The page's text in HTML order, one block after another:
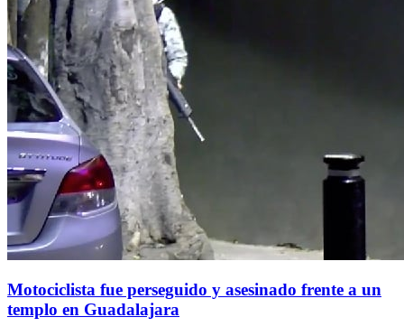
Motociclista fue perseguido y asesinado frente a un
templo en Guadalajara